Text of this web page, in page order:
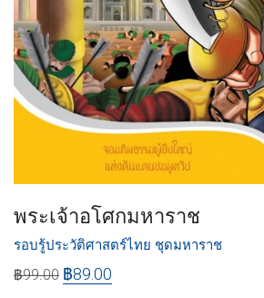
พระเจ้าอโศกมหาราช
รอบรู้ประวัติศาสตร์ไทย ชุดมหาราช
฿99.00 ฿89.00